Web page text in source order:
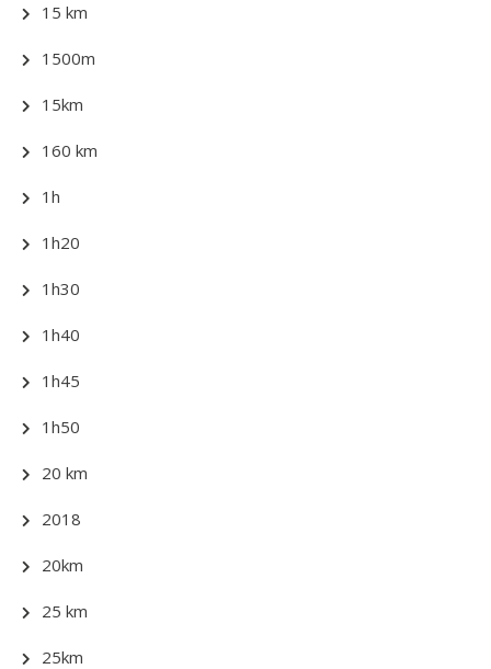
15 km
1500m
15km
160 km
1h
1h20
1h30
1h40
1h45
1h50
20 km
2018
20km
25 km
25km